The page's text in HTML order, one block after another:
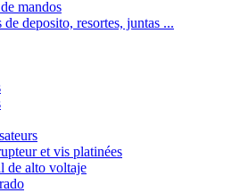
mandos
de deposito, resortes, juntas ...
et vis platinées
de alto voltaje